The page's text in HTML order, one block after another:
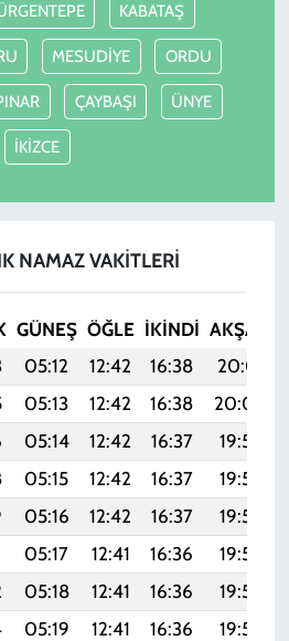
KABATAŞ
MESUDİYE ORDU
ÇAYBAŞI ÜNYE
İKİZCE
NAMAZ VAKITLERI
GÜNEŞ ÖĞLE İKINDI AKŞAM
05:12 12:42 16:38 20:01
05:13 12:42 16:38 20:00
05:14 12:42 16:37 19:59
05:15 12:42 16:37 19:58
05:16 12:42 16:37 19:57
05:17 12:41 16:36 19:56
05:18 12:41 16:36 19:55
05:19 12:41 16:36 19:54